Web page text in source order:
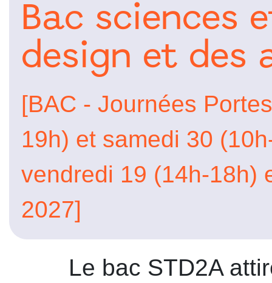
Bac sciences
design et des
[BAC - Journées
19h) et samedi 30
vendredi 19 (14h-18h)
2027]
Le bac STD2A